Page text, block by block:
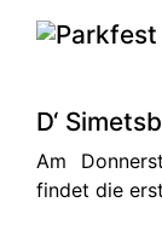
D‘
Am
findet die